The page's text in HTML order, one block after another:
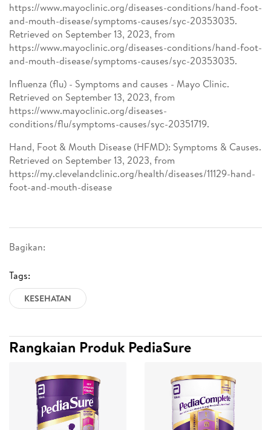
Bagikan:
Tags:
KESEHATAN
https://www.mayoclinic.org/diseases-conditions/hand-foot-
and-mouth-disease/symptoms-causes/syc-20353035.
Retrieved on September 13, 2023, from
https://www.mayoclinic.org/diseases-conditions/hand-foot-
and-mouth-disease/symptoms-causes/syc-20353035.
Influenza (flu) - Symptoms and causes - Mayo Clinic.
Retrieved on September 13, 2023, from
https://www.mayoclinic.org/diseases-
conditions/flu/symptoms-causes/syc-20351719.
Hand, Foot & Mouth Disease (HFMD): Symptoms & Causes.
Retrieved on September 13, 2023, from
https://my.clevelandclinic.org/health/diseases/11129-hand-
foot-and-mouth-disease
Rangkaian Produk PediaSure